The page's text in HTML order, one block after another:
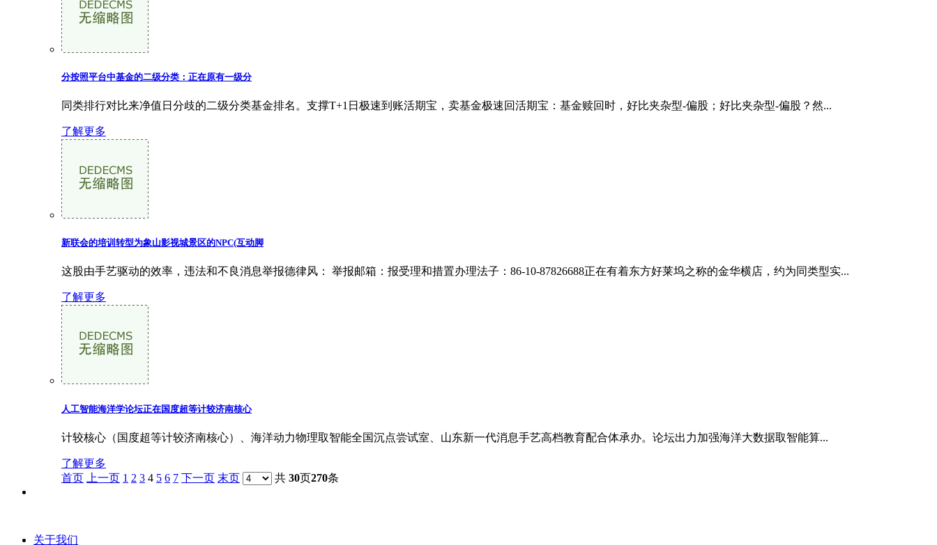
分按照平台中基金的二级分类：正在原有一级分
同类排行对比来净值日分歧的二级分类基金排名。支撑T+1日极速到账活期宝，卖基金极速回活期宝：基金赎回时，好比夹杂型-偏股；好比夹杂型-偏股？然...
了解更多
新联会的培训转型为象山影视城景区的NPC(互动脚
这股由手艺驱动的效率，违法和不良消息举报德律风： 举报邮箱：报受理和措置办理法子：86-10-87826688正在有着东方好莱坞之称的金华横店，约为同类型实...
了解更多
人工智能海洋学论坛正在国度超等计较济南核心
计较核心（国度超等计较济南核心）、海洋动力物理取智能全国沉点尝试室、山东新一代消息手艺高档教育配合体承办。论坛出力加强海洋大数据取智能算...
了解更多
首页
上一页 1 2 3 4 5 6 7 下一页 末页 共 30页270条
关于我们